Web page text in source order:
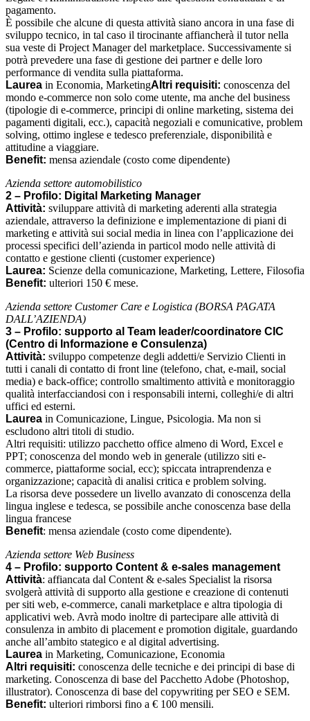
pagamento.
È possibile che alcune di questa attività siano ancora in una fase di
sviluppo tecnico, in tal caso il tirocinante affiancherà il tutor nella
sua veste di Project Manager del marketplace. Successivamente si
potrà prevedere una fase di gestione dei partner e delle loro
performance di vendita sulla piattaforma.
Laurea in Economia, MarketingAltri requisiti: conoscenza del
mondo e-commerce non solo come utente, ma anche del business
(tipologie di e-commerce, principi di online marketing, sistema dei
pagamenti digitali, ecc.), capacità negoziali e comunicative, problem
solving, ottimo inglese e tedesco preferenziale, disponibilità e
attitudine a viaggiare.
Benefit: mensa aziendale (costo come dipendente)
Azienda settore automobilistico
2 – Profilo: Digital Marketing Manager
Attività: sviluppare attività di marketing aderenti alla strategia
aziendale, attraverso la definizione e implementazione di piani di
marketing e attività sui social media in linea con l’applicazione dei
processi specifici dell’azienda in particol modo nelle attività di
contatto e gestione clienti (customer experience)
Laurea: Scienze della comunicazione, Marketing, Lettere, Filosofia
Benefit: ulteriori 150 € mese.
Azienda settore Customer Care e Logistica (BORSA PAGATA
DALL’AZIENDA)
3 – Profilo: supporto al Team leader/coordinatore CIC
(Centro di Informazione e Consulenza)
Attività: sviluppo competenze degli addetti/e Servizio Clienti in
tutti i canali di contatto di front line (telefono, chat, e-mail, social
media) e back-office; controllo smaltimento attività e monitoraggio
qualità interfacciandosi con i responsabili interni, colleghi/e di altri
uffici ed esterni.
Laurea in Comunicazione, Lingue, Psicologia. Ma non si
escludono altri titoli di studio.
Altri requisiti: utilizzo pacchetto office almeno di Word, Excel e
PPT; conoscenza del mondo web in generale (utilizzo siti e-
commerce, piattaforme social, ecc); spiccata intraprendenza e
organizzazione; capacità di analisi critica e problem solving.
La risorsa deve possedere un livello avanzato di conoscenza della
lingua inglese e tedesca, se possibile anche conoscenza base della
lingua francese
Benefit: mensa aziendale (costo come dipendente).
Azienda settore Web Business
4 – Profilo: supporto Content & e-sales management
Attività: affiancata dal Content & e-sales Specialist la risorsa
svolgerà attività di supporto alla gestione e creazione di contenuti
per siti web, e-commerce, canali marketplace e altra tipologia di
applicativi web. Avrà modo inoltre di partecipare alle attività di
consulenza in ambito di placement e promotion digitale, guardando
anche all’ambito stategico e al digital advertising.
Laurea in Marketing, Comunicazione, Economia
Altri requisiti: conoscenza delle tecniche e dei principi di base di
marketing. Conoscenza di base del Pacchetto Adobe (Photoshop,
illustrator). Conoscenza di base del copywriting per SEO e SEM.
Benefit: ulteriori rimborsi fino a € 100 mensili.